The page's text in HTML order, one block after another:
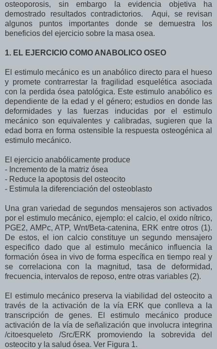
osteoporosis, sin embargo la evidencia objetiva ha
demostrado resultados contradictorios. Aqui, se revisan
algunos puntos importantes donde se demuestra los
beneficios del ejercicio sobre la masa osea.
1. EL EJERCICIO COMO ANABOLICO OSEO
El estimulo mecánico es un anabólico directo para el hueso
y promete contrarrestar la fragilidad esquelética asociada
con la perdida ósea patológica. Este estimulo anabólico es
dependiente de la edad y el género; estudios en donde las
deformidades y las fuerzas inducidas por el estimulo
mecánico son equivalentes y calibradas, sugieren que la
edad borra en forma ostensible la respuesta osteogénica al
estimulo mecánico.
El ejercicio anabólicamente produce
- Incremento de la matriz ósea
- Reduce la apoptosis del osteocito
- Estimula la diferenciación del osteoblasto
Una gran variedad de segundos mensajeros son activados
por el estimulo mecánico, ejemplo: el calcio, el oxido nítrico,
PGE2, AMPc, ATP, Wnt/Beta-catenina, ERK entre otros (1).
De estos, el ion calcio constituye un segundo mensajero
especifico dado que al estimulo mecánico influencia la
formación ósea in vivo de forma específica en tiempo real y
se correlaciona con la magnitud, tasa de deformidad,
frecuencia, intervalos de reposo, entre otras variables (2).
El estimulo mecánico preserva la viabilidad del osteocito a
través de la activación de la vía ERK que conlleva a la
transcripción de genes. El estimulo mecánico produce
activación de la vía de señalización que involucra integrina
/citoesqueleto /Src/ERK promoviendo la sobrevida del
osteocito y la salud ósea. Ver Figura 1.